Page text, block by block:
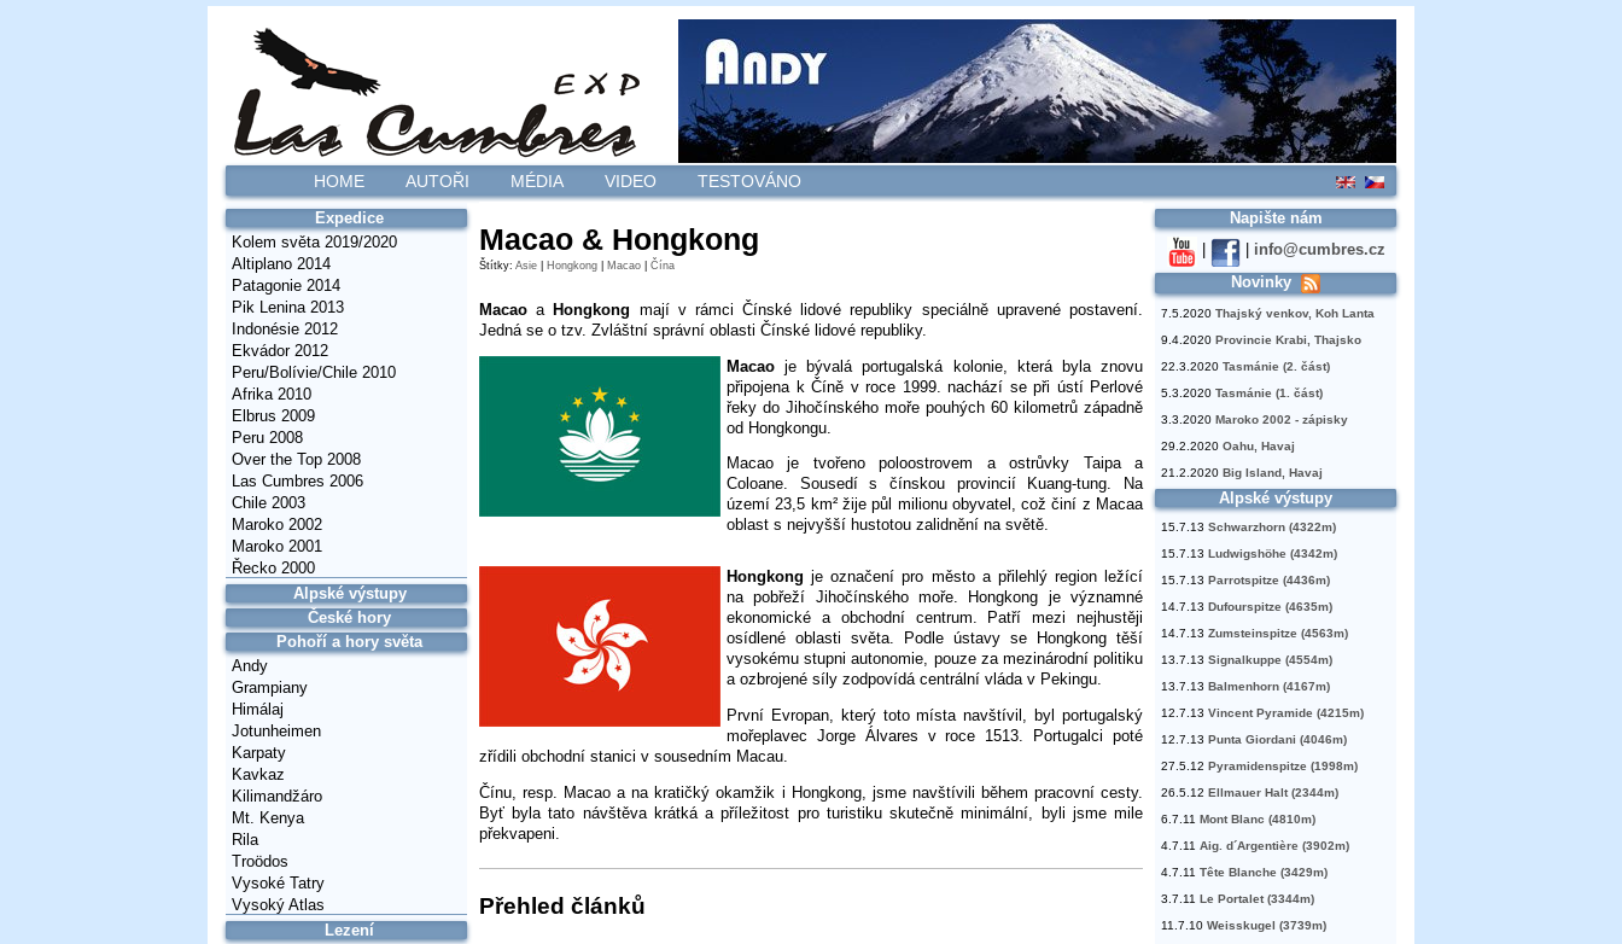
HOME AUTOŘI MÉDIA VIDEO TESTOVÁNO
Expedice
Kolem světa 2019/2020
Altiplano 2014
Patagonie 2014
Pik Lenina 2013
Indonésie 2012
Ekvádor 2012
Peru/Bolívie/Chile 2010
Afrika 2010
Elbrus 2009
Peru 2008
Over the Top 2008
Las Cumbres 2006
Chile 2003
Maroko 2002
Maroko 2001
Řecko 2000
Alpské výstupy
České hory
Pohoří a hory světa
Andy
Grampiany
Himálaj
Jotunheimen
Karpaty
Kavkaz
Kilimandžáro
Mt. Kenya
Rila
Troödos
Vysoké Tatry
Vysoký Atlas
Lezení
Macao & Hongkong
Štítky: Asie Hongkong Macao Čína
Macao aHongkong mají v rámci Čínské lidové republiky speciálně upravené postavení.
Jedná se o tzv. Zvláštní správní oblasti Čínské lidové republiky.
Macao je bývalá portugalská kolonie, která byla znovu
připojena k Číně v roce 1999. nachází se při ústí Perlové
řeky do Jihočínského moře pouhých 60 kilometrů západně
od Hongkongu.
Macao je tvořeno poloostrovem a ostrůvky Taipa a
Coloane. Sousedí s čínskou provincií Kuang-tung. Na
území 23,5 km² žije půl milionu obyvatel, což činí z Macaa
oblast s nejvyšší hustotou zalidnění na světě.
Hongkong je označení pro město a přilehlý region ležící
na pobřeží Jihočínského moře. Hongkong je významné
ekonomické a obchodní centrum. Patří mezi nejhustěji
osídlené oblasti světa. Podle ústavy se Hongkong těší
vysokému stupni autonomie, pouze za mezinárodní politiku
a ozbrojené síly zodpovídá centrální vláda v Pekingu.
První Evropan, který toto místa navštívil, byl portugalský
mořeplavec Jorge Álvares v roce 1513. Portugalci poté
zřídili obchodní stanici v sousedním Macau.
Čínu, resp. Macao a na kratičký okamžik i Hongkong, jsme navštívili během pracovní cesty.
Byť byla tato návštěva krátká a příležitost pro turistiku skutečně minimální, byli jsme mile
překvapeni.
Přehled článků
Napište nám
info@cumbres.cz
Novinky
7.5.2020 Thajský venkov, Koh Lanta
9.4.2020 Provincie Krabi, Thajsko
22.3.2020 Tasmánie (2. část)
5.3.2020 Tasmánie (1. část)
3.3.2020 Maroko 2002 - zápisky
29.2.2020 Oahu, Havaj
21.2.2020 Big Island, Havaj
Alpské výstupy
15.7.13 Schwarzhorn (4322m)
15.7.13 Ludwigshöhe (4342m)
15.7.13 Parrotspitze (4436m)
14.7.13 Dufourspitze (4635m)
14.7.13 Zumsteinspitze (4563m)
13.7.13 Signalkuppe (4554m)
13.7.13 Balmenhorn (4167m)
12.7.13 Vincent Pyramide (4215m)
12.7.13 Punta Giordani (4046m)
27.5.12 Pyramidenspitze (1998m)
26.5.12 Ellmauer Halt (2344m)
6.7.11 Mont Blanc (4810m)
4.7.11 Aig. d´Argentière (3902m)
4.7.11 Tête Blanche (3429m)
3.7.11 Le Portalet (3344m)
11.7.10 Weisskugel (3739m)